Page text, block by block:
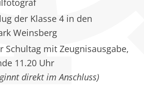
der Klasse 4 in den
Weinsberg
Schultag mit Zeugnisausgabe,
11.20 Uhr
direkt im Anschluss)